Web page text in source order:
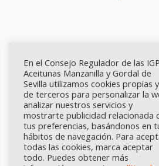
Calidad certificada por Origen.
En el Consejo Regulador de las IGP
Aceitunas Manzanilla y Gordal de
Sevilla utilizamos cookies propias y
de terceros para personalizar la
analizar nuestros servicios y
mostrarte publicidad relacionada
tus preferencias, basándonos en
hábitos de navegación. Para
todas las cookies, marca aceptar
todo. Puedes obtener más